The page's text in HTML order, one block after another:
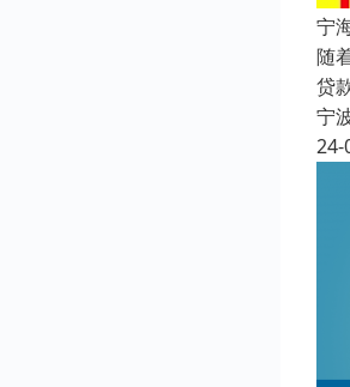
宁
随
贷
宁
24-